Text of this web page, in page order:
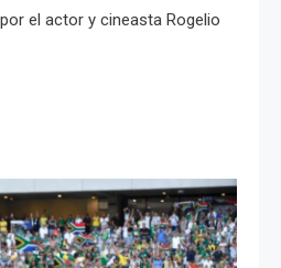
el actor y cineasta Rogelio